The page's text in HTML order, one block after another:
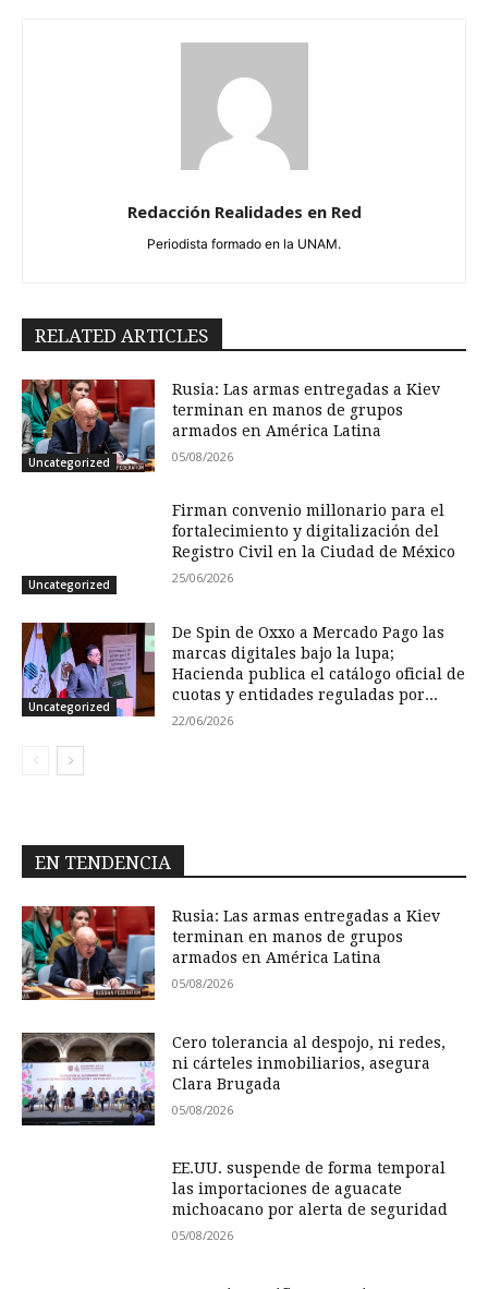
Redacción Realidades en Red
Periodista formado en la UNAM.
RELATED ARTICLES
Uncategorized
Rusia: Las armas entregadas a Kiev
terminan en manos de grupos
armados en América Latina
05/08/2026
Uncategorized
Firman convenio millonario para el
fortalecimiento y digitalización del
Registro Civil en la Ciudad de México
25/06/2026
Uncategorized
De Spin de Oxxo a Mercado Pago las
marcas digitales bajo la lupa;
Hacienda publica el catálogo oficial de
cuotas y entidades reguladas por...
22/06/2026
EN TENDENCIA
Rusia: Las armas entregadas a Kiev
terminan en manos de grupos
armados en América Latina
05/08/2026
Cero tolerancia al despojo, ni redes,
ni cárteles inmobiliarios, asegura
Clara Brugada
05/08/2026
EE.UU. suspende de forma temporal
las importaciones de aguacate
michoacano por alerta de seguridad
05/08/2026